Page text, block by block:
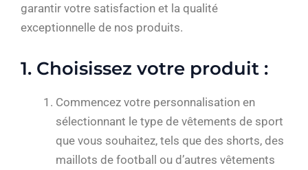
garantir votre satisfaction et la qualité
exceptionnelle de nos produits.
1. Choisissez votre produit :
Commencez votre personnalisation en
sélectionnant le type de vêtements de sport
que vous souhaitez, tels que des shorts, des
maillots de football ou d’autres vêtements